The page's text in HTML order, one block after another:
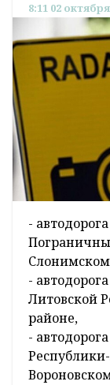
8:11 02
-
-
Литовской
районе,
-